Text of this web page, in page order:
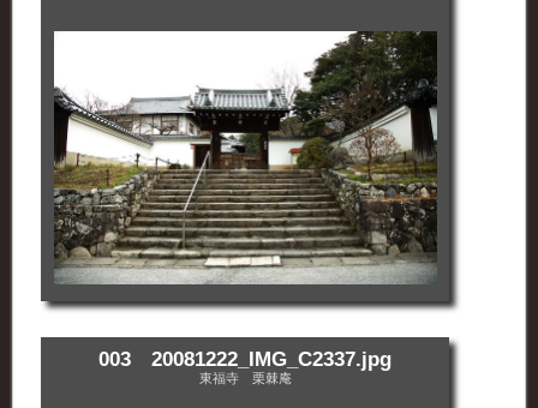
003 20081222_IMG_C2337.jpg
東福寺 栗棘庵